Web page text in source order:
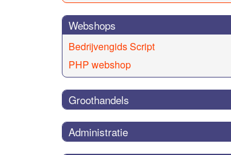
Webshops
Bedrijvengids Script
PHP webshop
Groothandels
Administratie